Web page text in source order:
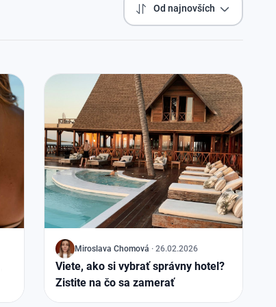
Od najnovších
J Miroslava Chomová · 26.02.2026
Viete, ako si vybrať správny hotel?
Zistite na čo sa zamerať